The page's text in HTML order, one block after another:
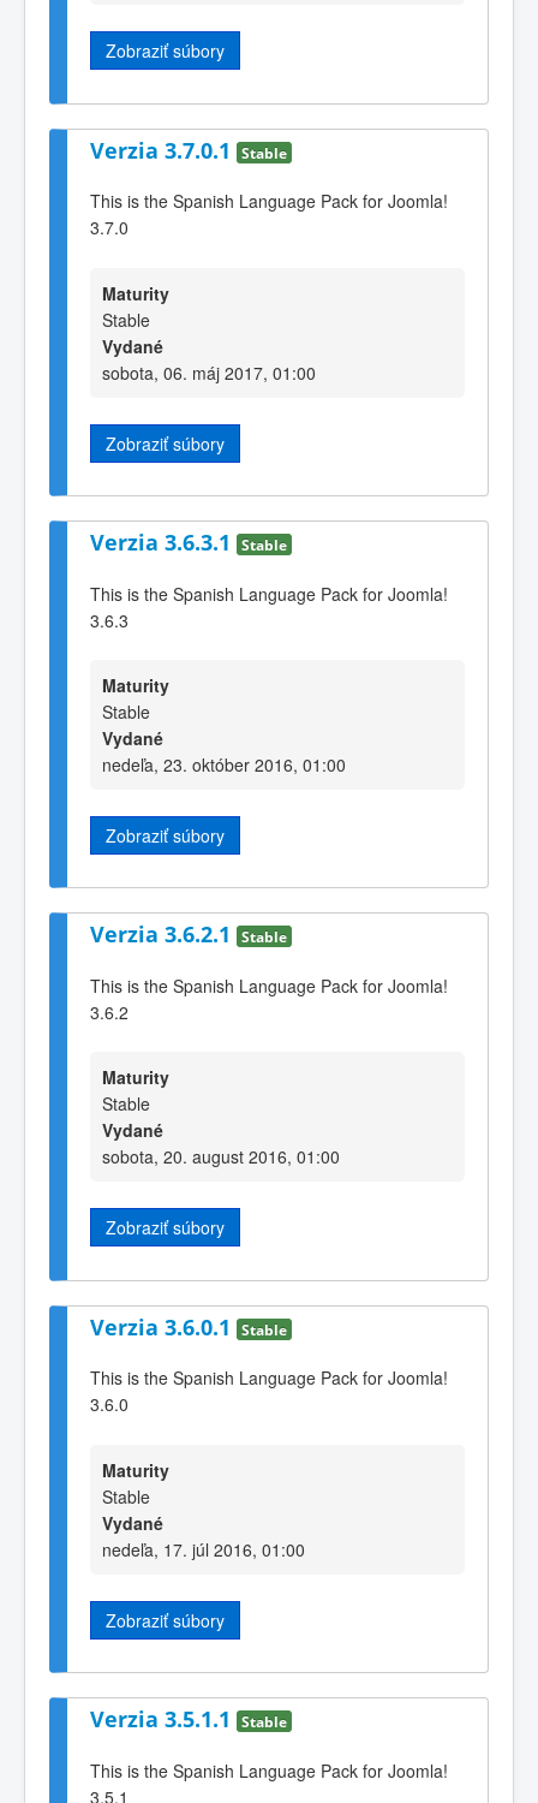
Zobraziť súbory
Verzia 3.7.0.1 Stable
This is the Spanish Language Pack for Joomla!
3.7.0
Maturity
Stable
Vydané
sobota, 06. máj 2017, 01:00
Zobraziť súbory
Verzia 3.6.3.1 Stable
This is the Spanish Language Pack for Joomla!
3.6.3
Maturity
Stable
Vydané
nedeľa, 23. október 2016, 01:00
Zobraziť súbory
Verzia 3.6.2.1 Stable
This is the Spanish Language Pack for Joomla!
3.6.2
Maturity
Stable
Vydané
sobota, 20. august 2016, 01:00
Zobraziť súbory
Verzia 3.6.0.1 Stable
This is the Spanish Language Pack for Joomla!
3.6.0
Maturity
Stable
Vydané
nedeľa, 17. júl 2016, 01:00
Zobraziť súbory
Verzia 3.5.1.1 Stable
This is the Spanish Language Pack for Joomla!
3.5.1